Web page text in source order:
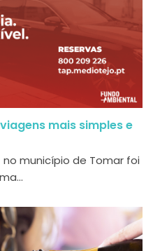
mais simples e
município de Tomar foi